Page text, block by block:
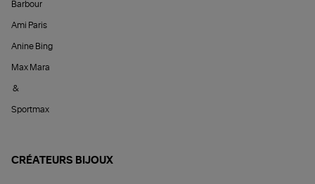
Barbour
Ami Paris
Anine Bing
Max Mara
&
Sportmax
CRÉATEURS BIJOUX